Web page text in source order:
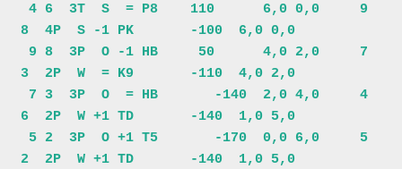
8  4P  S -1 PK       -100  6,0 0,0
3  2P  W  = K9       -110  4,0 2,0
6  2P  W +1 TD       -140  1,0 5,0
2  2P  W +1 TD       -140  1,0 5,0